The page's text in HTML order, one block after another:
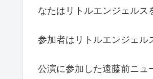
なたはリトルエンジェルス
参加者はリトルエンジェル
公演に参加した遠藤前ニュ